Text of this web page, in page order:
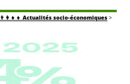
👨‍👩‍👧‍👧 Actualités socio-économiques>